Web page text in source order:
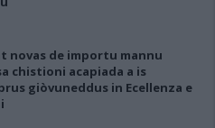
novas de importu mannu
chistioni acapiada a is
giòvuneddus in Ecellenza e